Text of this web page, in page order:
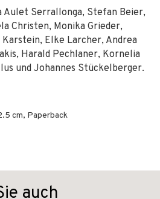
Aulet Serrallonga, Stefan Beier,
Christen, Monika Grieder,
Elke Larcher, Andrea
Harald Pechlaner, Kornelia
und Johannes Stückelberger.
cm, Paperback
auch